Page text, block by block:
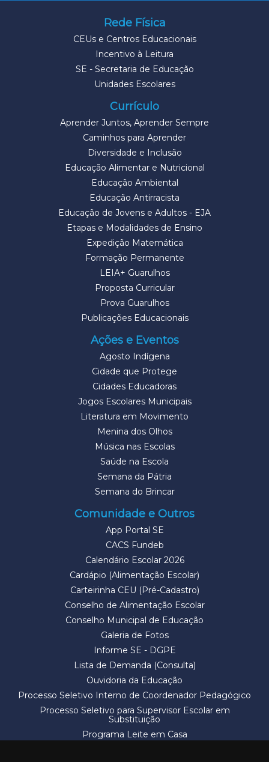
Rede Física
CEUs e Centros Educacionais
Incentivo à Leitura
SE - Secretaria de Educação
Unidades Escolares
Currículo
Aprender Juntos, Aprender Sempre
Caminhos para Aprender
Diversidade e Inclusão
Educação Alimentar e Nutricional
Educação Ambiental
Educação Antirracista
Educação de Jovens e Adultos - EJA
Etapas e Modalidades de Ensino
Expedição Matemática
Formação Permanente
LEIA+ Guarulhos
Proposta Curricular
Prova Guarulhos
Publicações Educacionais
Ações e Eventos
Agosto Indígena
Cidade que Protege
Cidades Educadoras
Jogos Escolares Municipais
Literatura em Movimento
Menina dos Olhos
Música nas Escolas
Saúde na Escola
Semana da Pátria
Semana do Brincar
Comunidade e Outros
App Portal SE
CACS Fundeb
Calendário Escolar 2026
Cardápio (Alimentação Escolar)
Carteirinha CEU (Pré-Cadastro)
Conselho de Alimentação Escolar
Conselho Municipal de Educação
Galeria de Fotos
Informe SE - DGPE
Lista de Demanda (Consulta)
Ouvidoria da Educação
Processo Seletivo Interno de Coordenador Pedagógico
Processo Seletivo para Supervisor Escolar em
Substituição
Programa Leite em Casa